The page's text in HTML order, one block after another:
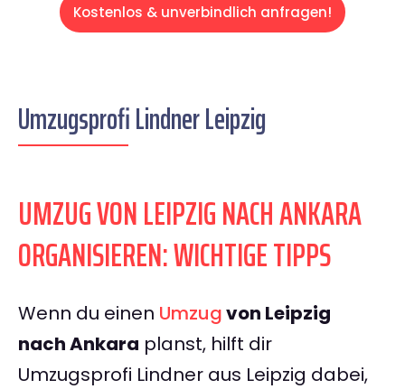
Kostenlos & unverbindlich anfragen!
Umzugsprofi Lindner Leipzig
UMZUG VON LEIPZIG NACH ANKARA
ORGANISIEREN: WICHTIGE TIPPS
Wenn du einen Umzugvon Leipzig
nach Ankara planst, hilft dir
Umzugsprofi Lindner aus Leipzig dabei,